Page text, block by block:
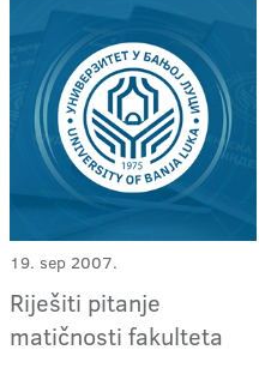
19. sep 2007.
Riješiti pitanje
matičnosti fakulteta